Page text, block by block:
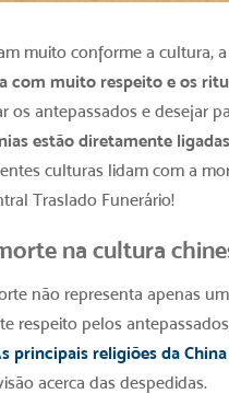
muito conforme a cultura,
com muito respeito e os
os antepassados e desejar
estão diretamente
culturas lidam com a
Traslado Funerário!
na cultura
não representa apenas
respeito pelos
principais religiões da China
acerca das despedidas.